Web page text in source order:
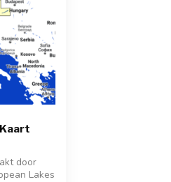
door
Lakes